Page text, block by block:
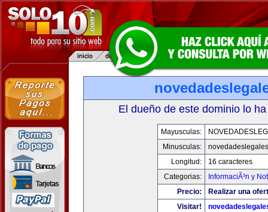
El dueño de este dominio lo
Mayusculas:
Minusculas:
Longitud:
16 caracteres
Categorias:
InformaciÃ³n y
Precio:
Realizar una
Visitar!